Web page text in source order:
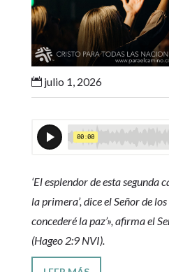
julio 1, 2026
‘El esplendor de esta segunda
la primera’, dice el Señor de
concederé la paz’», afirma el
(Hageo 2:9 NVI).